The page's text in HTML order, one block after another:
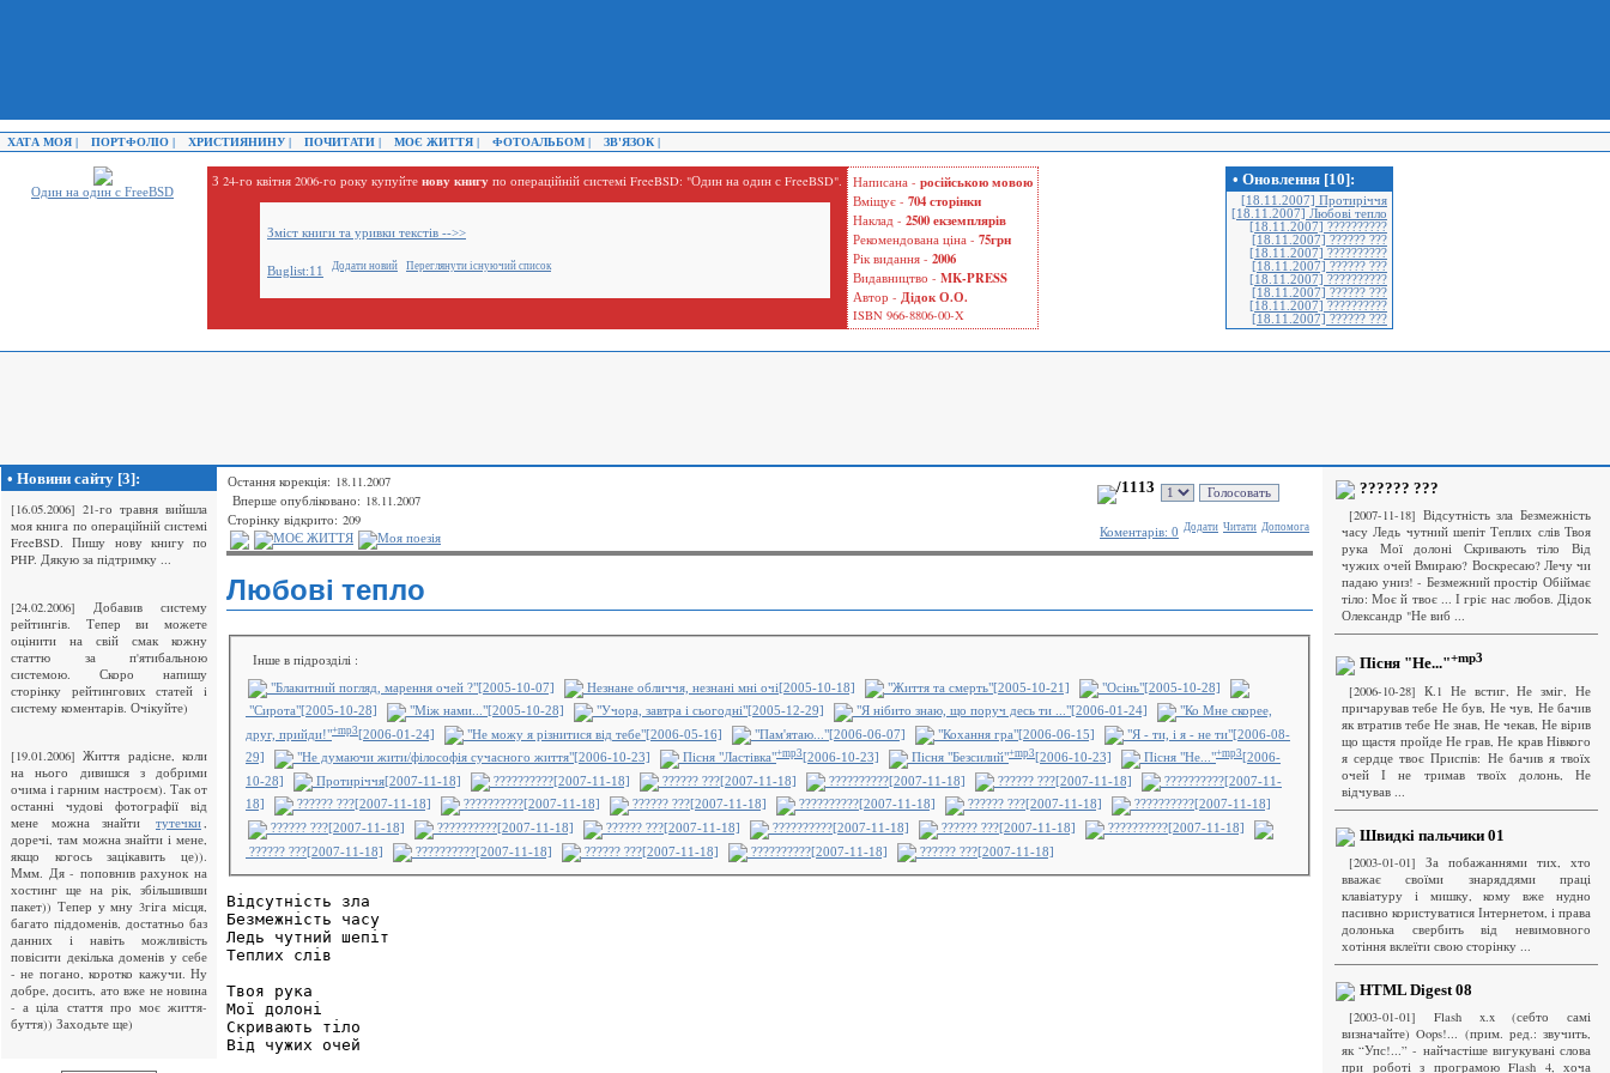
ХАТА МОЯ | ПОРТФОЛІО | ХРИСТИЯНИНУ | ПОЧИТАТИ | МОЄ ЖИТТЯ | ФОТОАЛЬБОМ | ЗВ'ЯЗОК |
Один на один с FreeBSD
З 24-го квітня 2006-го року купуйте нову книгу по операційній системі FreeBSD: "Один на один с FreeBSD".
Зміст книги та уривки текстів -->>
Buglist:11 Додати новий Переглянути існуючий список
Написана - російською мовою
Вміщує - 704 сторінки
Наклад - 2500 екземплярів
Рекомендована ціна - 75грн
Рік видання - 2006
Видавництво - MK-PRESS
Автор - Дідок О.О.
ISBN 966-8806-00-X
• Оновлення [10]:
[18.11.2007] Протиріччя
[18.11.2007] Любові тепло
[18.11.2007] ??????????
[18.11.2007] ?????? ???
[18.11.2007] ??????????
[18.11.2007] ?????? ???
[18.11.2007] ??????????
[18.11.2007] ?????? ???
[18.11.2007] ??????????
[18.11.2007] ?????? ???
• Новини сайту [3]:
[16.05.2006] 21-го травня вийшла
моя книга по операційній системі
FreeBSD. Пишу нову книгу по
PHP. Дякую за підтримку ...
[24.02.2006] Добавив систему
рейтингiв. Тепер ви можете
оцiнити на свiй смак кожну
статтю за п'ятибальною
системою. Скоро напишу
сторiнку рейтингових статей i
систему коментарiв. Очiкуйте)
[19.01.2006] Життя радісне, коли
на нього дивишся з добрими
очима і гарним настроєм). Так от
останні чудові фотографії від
мене можна знайти
тутечки,
доречі, там можна знайти і мене,
якщо когось зацікавить це)).
Ммм. Дя - поповнив рахунок на
хостинг ще на рік, збільшивши
пакет)) Тепер у мну 3гіга місця,
багато піддоменів, достатньо баз
данних і навіть можливість
повісити декілька доменів у себе
- не погано, коротко кажучи. Ну
добре, досить, ато вже не новина
- а ціла стаття про моє життя-
буття)) Заходьте ще)
Остання корекція: 18.11.2007 /1113
Вперше опубліковано: 18.11.2007
Сторінку відкрито: 209
Коментарiв: 0 Додати Читати Допомога
МОЄ ЖИТТЯ Моя поезія
Любові тепло
Інше в підрозділі :
"Блакитний погляд, марення очей ?"[2005-10-07] Незнане обличчя, незнані мні очі[2005-10-18] "Життя та смерть"[2005-10-21]
"Осінь"[2005-10-28]
"Сирота"[2005-10-28]
"Між нами..."[2005-10-28] "Учора, завтра і сьогодні"[2005-12-29] "Я нібито знаю, що поруч десь ти ..."[2006-01-24]
"Ко Мне скорее,
друг, прийди!"+mp3 [2006-01-24] "Не можу я різнитися від тебе"[2006-05-16] "Пам'ятаю..."[2006-06-07] "Кохання гра"[2006-06-15]
"Я - ти, і я - не ти"[2006-08-
29]
"Не думаючи жити/філософія сучасного життя"[2006-10-23] Пісня "Ластівка"+mp3 [2006-10-23] Пісня "Безсилий"+mp3 [2006-10-23] Пісня "Не..."+mp3 [2006-
10-28]
Протиріччя[2007-11-18] ??????????[2007-11-18] ?????? ???[2007-11-18] ??????????[2007-11-18] ?????? ???[2007-11-18]
??????????[2007-11-
18]
?????? ???[2007-11-18] ??????????[2007-11-18] ?????? ???[2007-11-18] ??????????[2007-11-18] ?????? ???[2007-11-18]
??????????[2007-11-18]
?????? ???[2007-11-18]
??????????[2007-11-18] ?????? ???[2007-11-18] ??????????[2007-11-18] ?????? ???[2007-11-18]
??????????[2007-11-18]
?????? ???[2007-11-18]
??????????[2007-11-18] ?????? ???[2007-11-18] ??????????[2007-11-18] ?????? ???[2007-11-18]
Відсутність зла
Безмежність часу
Ледь чутний шепіт
Теплих слів
Твоя рука
Мої долоні
Скривають тіло
Від чужих очей
?????? ???
[2007-11-18] Відсутність зла Безмежність
часу Ледь чутний шепіт Теплих слів Твоя
рука Мої долоні Скривають тіло Від
чужих очей Вмираю? Воскресаю? Лечу чи
падаю униз! - Безмежний простір Обіймає
тіло: Моє й твоє ... І гріє нас любов. Дідок
Олександр "Не виб ...
Пісня "Не..."+mp3
[2006-10-28] К.1 Не встиг, Не зміг, Не
причарував тебе Не був, Не чув, Не бачив
як втратив тебе Не знав, Не чекав, Не вірив
що щастя пройде Не грав, Не крав Нівкого
я сердце твоє Приспів: Не бачив я твоїх
очей І не тримав твоїх долонь, Не
відчував ...
Швидкі пальчики 01
[2003-01-01] За побажаннями тих, хто
вважає своїми знаряддями праці
клавіатуру і мишку, кому вже нудно
пасивно користуватися Інтернетом, і права
долонька свербить від невимовного
хотіння вклеїти свою сторінку ...
HTML Digest 08
[2003-01-01] Flash x.x (себто самі
визначайте) Oops!... (прим. ред.: звучить,
як “Упс!...” - найчастіше вигукувані слова
при роботі з програмою Flash 4, хоча